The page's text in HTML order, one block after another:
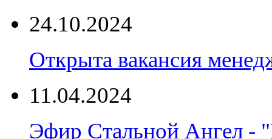
24.10.2024
Открыта вакансия
11.04.2024
Эфир Стальной Ангел -